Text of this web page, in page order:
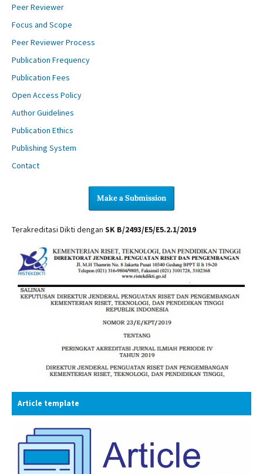
Peer Reviewer
Focus and Scope
Peer Reviewer Process
Publication Frequency
Publication Fees
Open Access Policy
Author Guidelines
Publication Ethics
Publishing System
Contact
Make a Submission
Terakreditasi Dikti dengan SK B/2493/E5/E5.2.1/2019
Article template